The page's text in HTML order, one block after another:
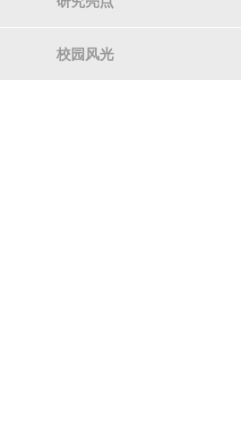
校园风光